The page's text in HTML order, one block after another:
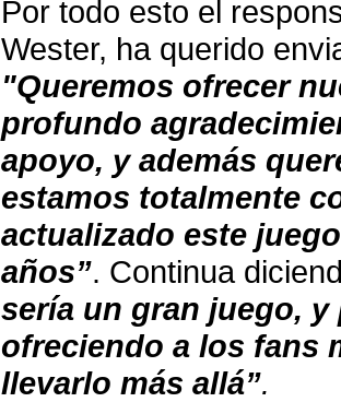
Por todo esto el
Wester, ha querido
"Queremos ofrecer
profundo
apoyo, y además
estamos totalmente
actualizado este
años”. Continua
sería un gran juego,
ofreciendo a los fans
llevarlo más allá”.